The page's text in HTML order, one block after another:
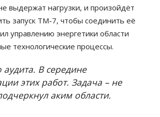
выдержат нагрузки, и произойдёт
запуск ТМ-7, чтобы соединить её
управлению энергетики области
технологические процессы.
В середине
этих работ. Задача – не
аким области.